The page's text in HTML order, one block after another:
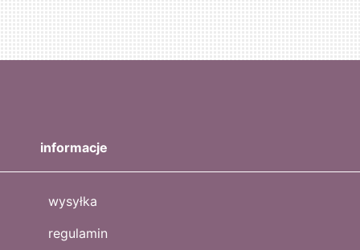
informacje
wysyłka
regulamin